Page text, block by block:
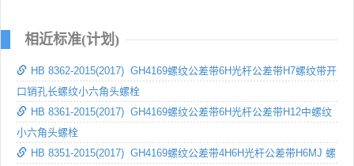
相近标准(计划)
HB 8362-2015(2017) GH4169螺纹公差带6H光杆公差带H7螺纹带开
口销孔长螺纹小六角头螺栓
HB 8361-2015(2017) GH4169螺纹公差带6H光杆公差带H12中螺纹
小六角头螺栓
HB 8351-2015(2017) GH4169螺纹公差带4H6H光杆公差带H6MJ 螺